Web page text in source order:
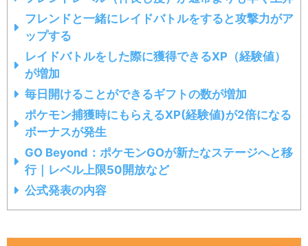
フレンドと一緒にレイドバトルをすると攻撃力がア
ップする
レイドバトルをした際に獲得できるXP（経験値）
が増加
毎日開けることができるギフトの数が増加
ポケモン捕獲時にもらえるXP(経験値)が2倍になる
ボーナスが発生
GO Beyond：ポケモンGOが新たなステージへと移
行｜レベル上限50開放など
公式発表の内容